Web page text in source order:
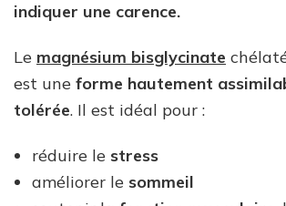
indiquer une carence.
Le magnésium bisglycinate
est une forme hautement
tolérée. Il est idéal pour :
réduire le stress
améliorer le sommeil